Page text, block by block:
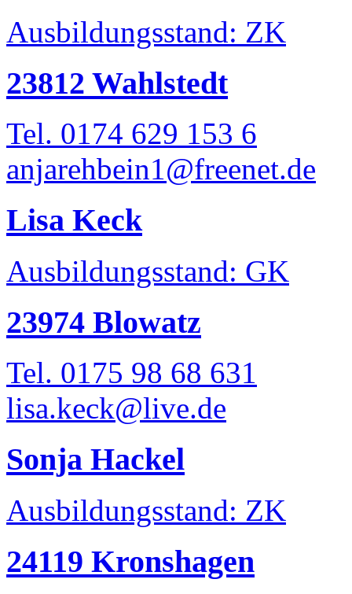
Ausbildungsstand: ZK
23812 Wahlstedt
Tel. 0174 629 153 6
anjarehbein1@freenet.de
Lisa Keck
Ausbildungsstand: GK
23974 Blowatz
Tel. 0175 98 68 631
lisa.keck@live.de
Sonja Hackel
Ausbildungsstand: ZK
24119 Kronshagen